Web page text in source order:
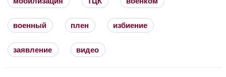
военный плен избиение
заявление видео